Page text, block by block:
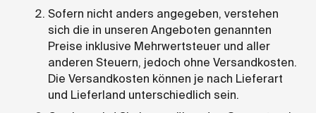
Sofern nicht anders angegeben, verstehen
sich die in unseren Angeboten genannten
Preise inklusive Mehrwertsteuer und aller
anderen Steuern, jedoch ohne Versandkosten.
Die Versandkosten können je nach Lieferart
und Lieferland unterschiedlich sein.